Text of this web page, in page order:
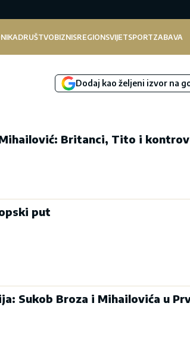
DRUŠTVOBIZNISREGIONSVIJETSPORTZABAVA
Dodaj kao željeni izvor na
Britanci, Tito i
put
Sukob Broza i Mihailovića u